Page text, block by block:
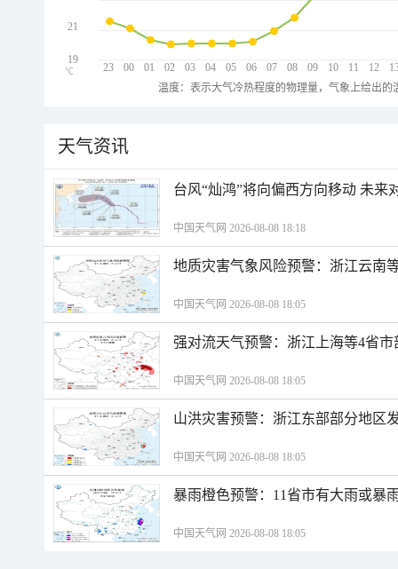
23 00 01 02 03 04 05 06 07 08 09 10 11 12
21
19
℃
温度：表示大气冷热程度的物理量，气象上给出
天气资讯
台风“灿鸿”将向偏西方向移动 未来
中国天气网 2026-08-08 18:18
地质灾害气象风险预警：浙江云南
中国天气网 2026-08-08 18:05
强对流天气预警：浙江上海等4省
中国天气网 2026-08-08 18:05
山洪灾害预警：浙江东部部分地区
中国天气网 2026-08-08 18:05
暴雨橙色预警：11省市有大雨或暴
中国天气网 2026-08-08 18:05